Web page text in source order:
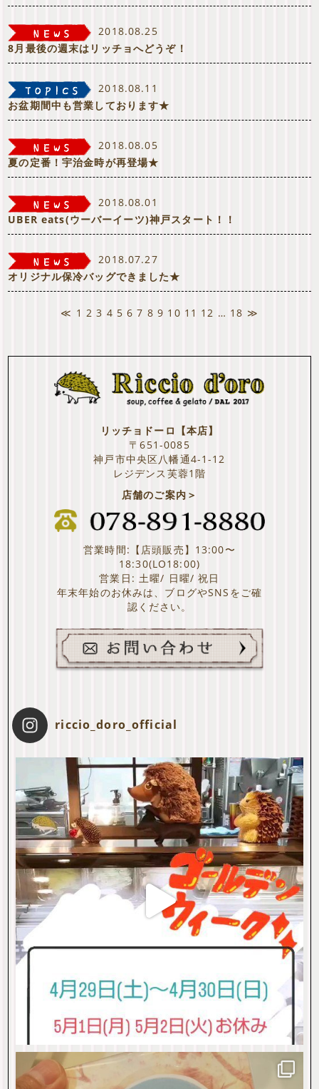
2018.08.25
8月最後の週末はリッチョへどうぞ！
2018.08.11
お盆期間中も営業しております★
2018.08.05
夏の定番！宇治金時が再登場★
2018.08.01
UBER eats(ウーバーイーツ)神戸スタート！！
2018.07.27
オリジナル保冷バッグできました★
≪ 1 2 3 4 5 6 7 8 9 10 11 12 … 18 ≫
リッチョドーロ【本店】
〒651-0085
神戸市中央区八幡通4-1-12
レジデンス芙蓉1階
店舗のご案内＞
営業時間:【店頭販売】13:00〜
18:30(LO18:00)
営業日: 土曜/ 日曜/ 祝日
年末年始のお休みは、ブログやSNSをご確
認ください。
riccio_doro_official